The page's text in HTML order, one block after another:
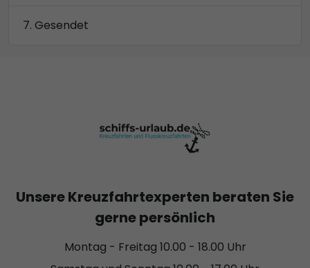
Gesendet
Unsere Kreuzfahrtexperten beraten Sie
gerne persönlich
Montag - Freitag 10.00 - 18.00 Uhr